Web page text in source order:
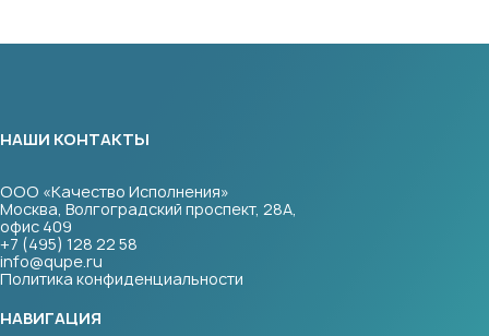
НАШИ КОНТАКТЫ
ООО «Качество Исполнения»
Москва, Волгоградский проспект, 28А,
офис 409
+7 (495) 128 22 58
info@qupe.ru
Политика конфиденциальности
НАВИГАЦИЯ